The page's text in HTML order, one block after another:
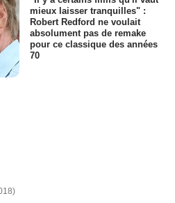
mieux laisser tranquilles" :
Robert Redford ne voulait
absolument pas de remake
pour ce classique des années
70